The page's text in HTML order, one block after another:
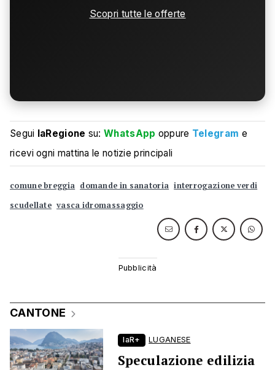
Scopri tutte le offerte
Segui laRegione su:WhatsApp oppure Telegram e
ricevi ogni mattina le notizie principali
comune breggia domande in sanatoria interrogazione verdi
scudellate vasca idromassaggio
CANTONE
laR+ LUGANESE
Speculazione edilizia